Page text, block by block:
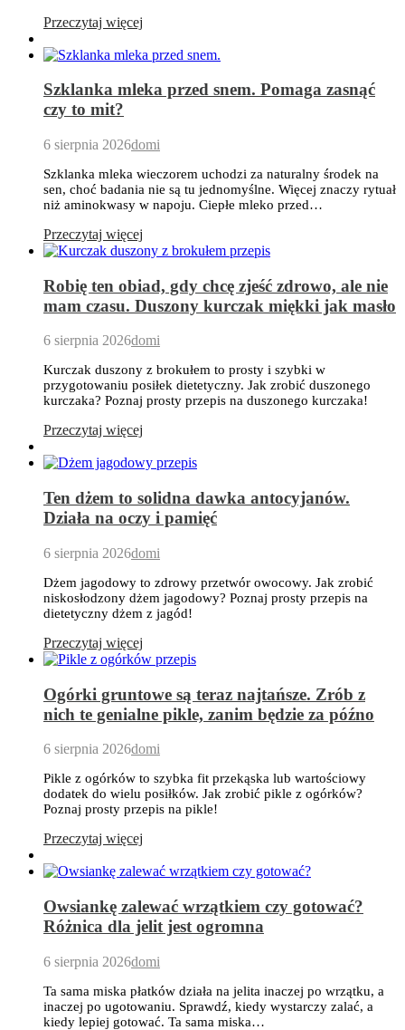
Przeczytaj więcej
Szklanka mleka przed snem. Pomaga zasnąć
czy to mit?
6 sierpnia 2026domi
Szklanka mleka wieczorem uchodzi za naturalny środek na
sen, choć badania nie są tu jednomyślne. Więcej znaczy rytuał
niż aminokwasy w napoju. Ciepłe mleko przed…
Przeczytaj więcej
Robię ten obiad, gdy chcę zjeść zdrowo, ale nie
mam czasu. Duszony kurczak miękki jak masło
6 sierpnia 2026domi
Kurczak duszony z brokułem to prosty i szybki w
przygotowaniu posiłek dietetyczny. Jak zrobić duszonego
kurczaka? Poznaj prosty przepis na duszonego kurczaka!
Przeczytaj więcej
Ten dżem to solidna dawka antocyjanów.
Działa na oczy i pamięć
6 sierpnia 2026domi
Dżem jagodowy to zdrowy przetwór owocowy. Jak zrobić
niskosłodzony dżem jagodowy? Poznaj prosty przepis na
dietetyczny dżem z jagód!
Przeczytaj więcej
Ogórki gruntowe są teraz najtańsze. Zrób z
nich te genialne pikle, zanim będzie za późno
6 sierpnia 2026domi
Pikle z ogórków to szybka fit przekąska lub wartościowy
dodatek do wielu posiłków. Jak zrobić pikle z ogórków?
Poznaj prosty przepis na pikle!
Przeczytaj więcej
Owsiankę zalewać wrzątkiem czy gotować?
Różnica dla jelit jest ogromna
6 sierpnia 2026domi
Ta sama miska płatków działa na jelita inaczej po wrzątku, a
inaczej po ugotowaniu. Sprawdź, kiedy wystarczy zalać, a
kiedy lepiej gotować. Ta sama miska…